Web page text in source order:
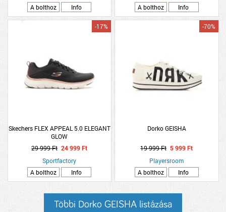
A bolthoz
Info
A bolthoz
Info
Skechers FLEX APPEAL 5.0 ELEGANT
GLOW
-17%
29 999 Ft 24 999 Ft
Sportfactory
A bolthoz
Info
Dorko GEISHA
-70%
19 999 Ft 5 999 Ft
Playersroom
A bolthoz
Info
Többi Dorko GEISHA listázása